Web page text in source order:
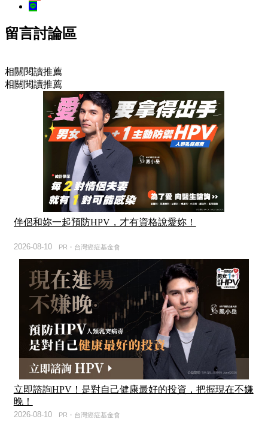
留言討論區
相關閱讀推薦
相關閱讀推薦
伴侶和妳一起預防HPV，才有資格說愛妳！
PR・台灣癌症基金會
2026-08-10
立即諮詢HPV！是對自己健康最好的投資，把握現在不嫌
晚！
PR・台灣癌症基金會
2026-08-10